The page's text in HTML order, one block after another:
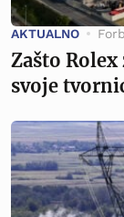
AKTUALNO
Zašto
svoje